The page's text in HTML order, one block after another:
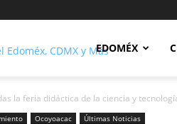
Notidex
EDOMÉX
la feria didáctica de la ciencia y
Ocoyoacac Últimas Noticias